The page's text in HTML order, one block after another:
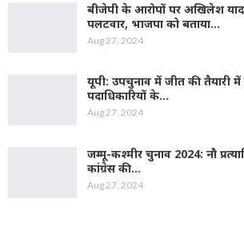
बीजेपी के आरोपों पर अखिलेश
पलटवार, भाजपा को बताया…
Aug 27, 2024
यूपी: उपचुनाव में जीत की तैयारी में
पदाधिकारियों के…
Aug 27, 2024
जम्‍मू-कश्‍मीर चुनाव 2024: नौ
कांग्रेस की…
Aug 27, 2024